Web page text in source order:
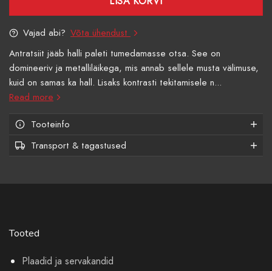
Vajad abi? Võta ühendust
Antratsiit jääb halli paleti tumedamasse otsa. See on
domineeriv ja metalliläikega, mis annab sellele musta välimuse,
kuid on samas ka hall. Lisaks kontrasti tekitamisele n...
Read more
Tooteinfo
Transport & tagastused
Tooted
Plaadid ja servakandid